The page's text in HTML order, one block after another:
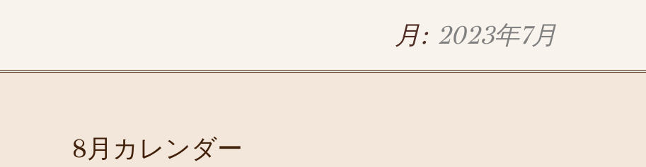
月: 2023年7月
8月カレンダー